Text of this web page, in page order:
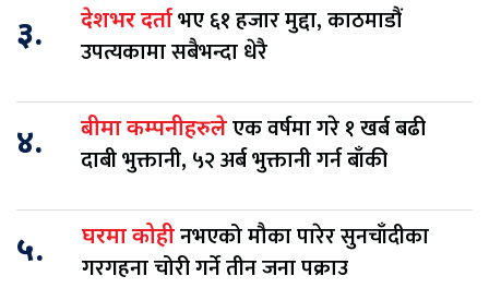
३. देशभर दर्ताभए ६१ हजार मुद्दा, काठमाडौं
उपत्यकामा सबैभन्दा धेरै
४. बीमा कम्पनीहरुलेएक वर्षमा गरे १ खर्ब बढी
दाबी भुक्तानी, ५२ अर्ब भुक्तानी गर्न बाँकी
५. घरमा कोहीनभएको मौका पारेर सुनचाँदीका
गरगहना चोरी गर्ने तीन जना पक्राउ